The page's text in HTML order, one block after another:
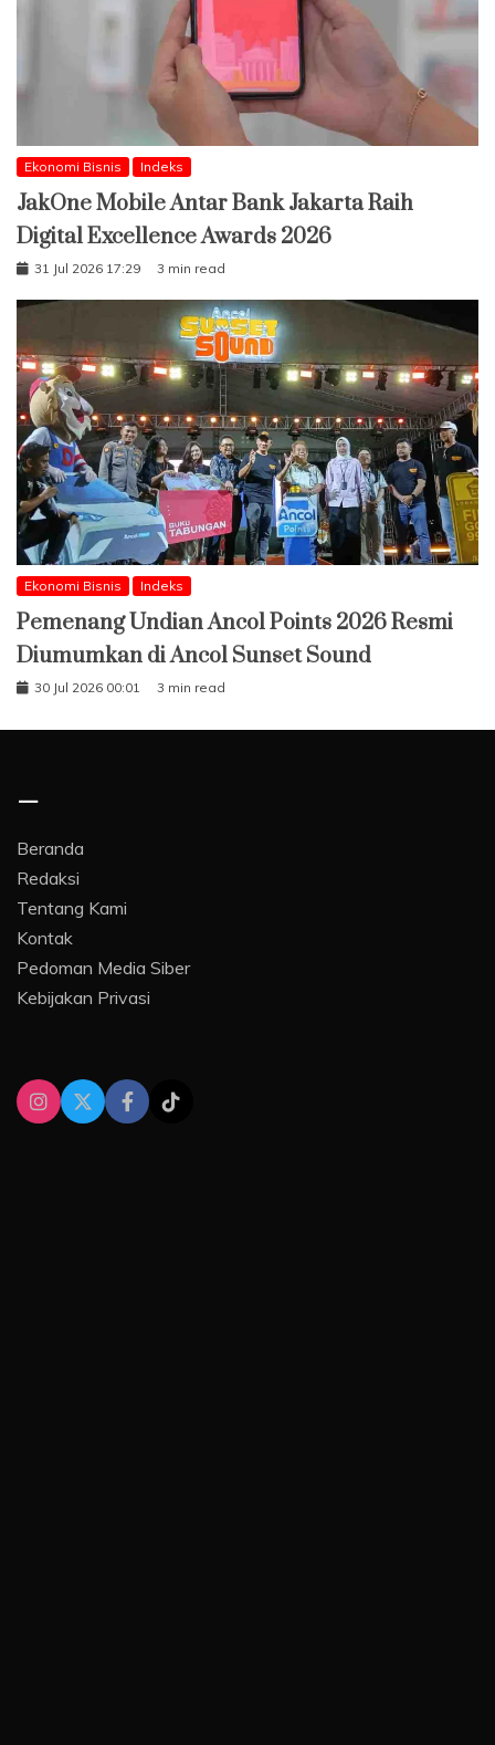
Ekonomi Bisnis Indeks
JakOne Mobile Antar Bank Jakarta Raih
Digital Excellence Awards 2026
31 Jul 2026 17:29 3 min read
Ekonomi Bisnis Indeks
Pemenang Undian Ancol Points 2026 Resmi
Diumumkan di Ancol Sunset Sound
30 Jul 2026 00:01 3 min read
–
Beranda
Redaksi
Tentang Kami
Kontak
Pedoman Media Siber
Kebijakan Privasi